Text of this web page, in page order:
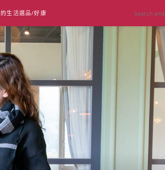
生活選品/好康